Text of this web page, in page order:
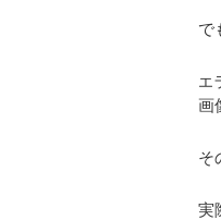
で
エ
画
そ
実